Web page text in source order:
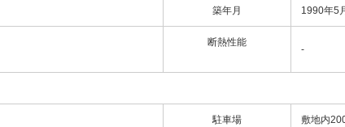
築年月 1990年5
断熱性能
-
駐車場 敷地内